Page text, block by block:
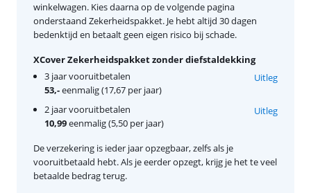
winkelwagen. Kies daarna op de volgende pagina
onderstaand Zekerheidspakket. Je hebt altijd 30 dagen
bedenktijd en betaalt geen eigen risico bij schade.
XCover Zekerheidspakket zonder diefstaldekking
3 jaar vooruitbetalen
53,-eenmalig (17,67 per jaar)
Uitleg
2 jaar vooruitbetalen
10,99eenmalig (5,50 per jaar)
Uitleg
De verzekering is ieder jaar opzegbaar, zelfs als je
vooruitbetaald hebt. Als je eerder opzegt, krijg je het te veel
betaalde bedrag terug.